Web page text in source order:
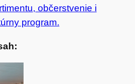
občerstvenie i
program.